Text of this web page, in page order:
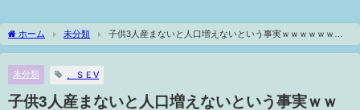
ホーム 未分類
子供3人産まないと人口増えないという事実ｗｗｗｗｗｗｗ
ｗｗｗ
未分類 、ＳＥV
子供3人産まないと人口増えないという事実ｗｗ